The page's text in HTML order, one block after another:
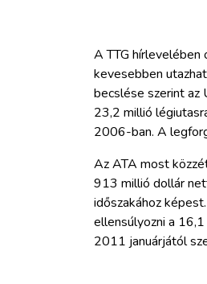
A TTG
kevesebben
becslése szerint az
23,2 millió
2006-ban. A
Az ATA most
913 millió dollár
időszakához
ellensúlyozni a
2011 januárjától